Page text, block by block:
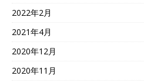
2022年2月
2021年4月
2020年12月
2020年11月